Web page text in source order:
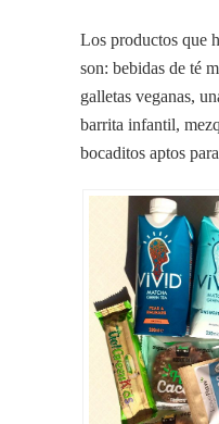
Los productos que
son: bebidas de té
galletas veganas,
barrita infantil,
bocaditos aptos